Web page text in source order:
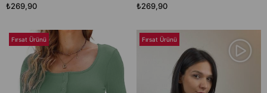
₺269,90 ₺269,90
Fırsat Ürünü Fırsat Ürünü